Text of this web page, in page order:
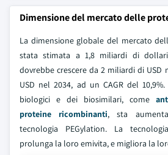
Dimensione del mercato delle
La dimensione globale del mercato
stata stimata a 1,8 miliardi di
dovrebbe crescere da 2 miliardi di USD
USD nel 2034, ad un CAGR del
biologici e dei biosimilari, come
proteine ricombinanti, sta
tecnologia PEGylation. La
prolunga la loro emivita, e migliora la